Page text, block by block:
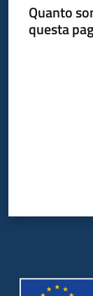
Quanto
questa